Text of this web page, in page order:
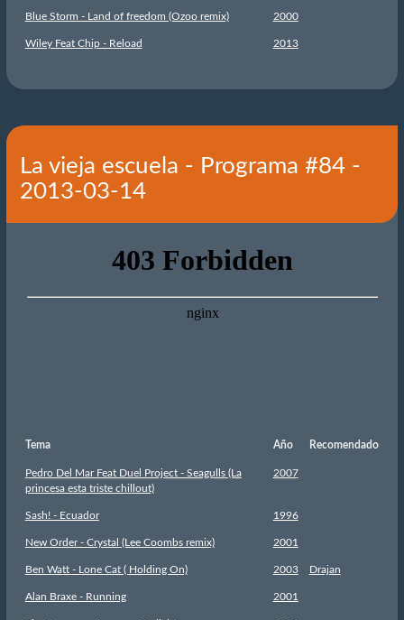
Blue Storm - Land of freedom (Ozoo remix) 2000
Wiley Feat Chip - Reload 2013
La vieja escuela - Programa #84 -
2013-03-14
Tema Año Recomendado
Pedro Del Mar Feat Duel Project - Seagulls (La
princesa esta triste chillout)
2007
Sash! - Ecuador 1996
New Order - Crystal (Lee Coombs remix) 2001
Ben Watt - Lone Cat ( Holding On) 2003 Drajan
Alan Braxe - Running 2001